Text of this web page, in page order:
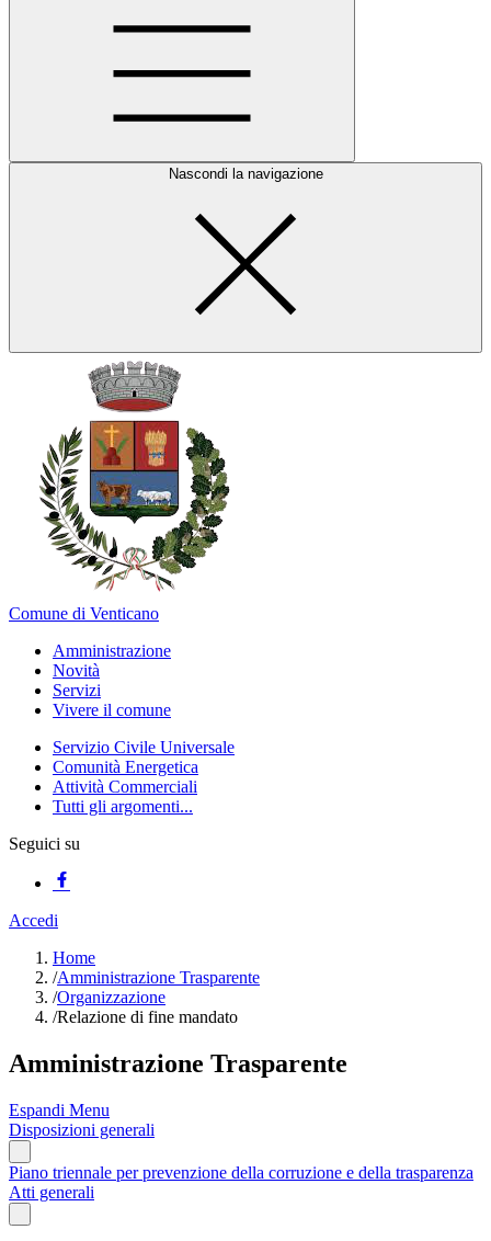
Nascondi la navigazione
Comune di Venticano
Amministrazione
Novità
Servizi
Vivere il comune
Servizio Civile Universale
Comunità Energetica
Attività Commerciali
Tutti gli argomenti...
Seguici su
Accedi
Home
/Amministrazione Trasparente
/Organizzazione
/Relazione di fine mandato
Amministrazione Trasparente
Espandi Menu
Disposizioni generali
Piano triennale per prevenzione della corruzione e della trasparenza
Atti generali